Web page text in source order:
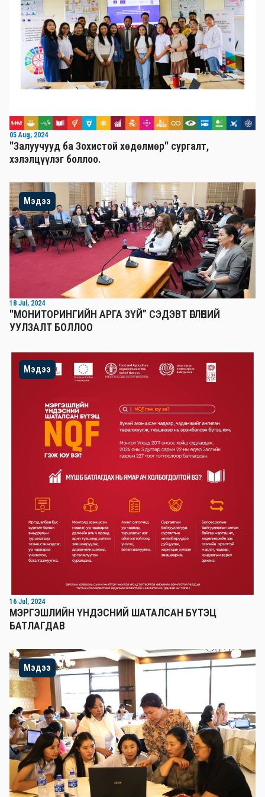
05 Aug, 2024
"Залуучууд ба Зохистой хөдөлмөр" сургалт,
хэлэлцүүлэг боллоо.
Мэдээ
18 Jul, 2024
"МОНИТОРИНГИЙН АРГА ЗҮЙ” СЭДЭВТ ӨГЛӨӨНИЙ
УУЛЗАЛТ БОЛЛОО
Мэдээ
16 Jul, 2024
МЭРГЭШЛИЙН ҮНДЭСНИЙ ШАТАЛСАН БҮТЭЦ
БАТЛАГДАВ
Мэдээ